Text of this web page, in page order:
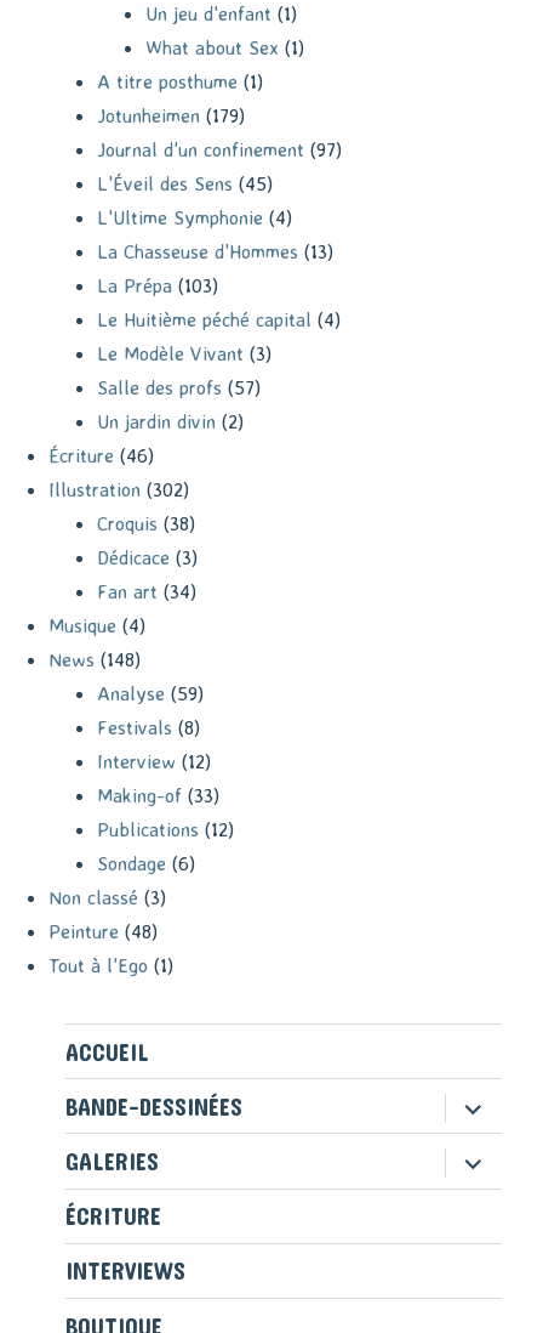
Un jeu d'enfant (1)
What about Sex (1)
A titre posthume (1)
Jotunheimen (179)
Journal d'un confinement (97)
L'Éveil des Sens (45)
L'Ultime Symphonie (4)
La Chasseuse d'Hommes (13)
La Prépa (103)
Le Huitième péché capital (4)
Le Modèle Vivant (3)
Salle des profs (57)
Un jardin divin (2)
Écriture (46)
Illustration (302)
Croquis (38)
Dédicace (3)
Fan art (34)
Musique (4)
News (148)
Analyse (59)
Festivals (8)
Interview (12)
Making-of (33)
Publications (12)
Sondage (6)
Non classé (3)
Peinture (48)
Tout à l'Ego (1)
ACCUEIL
BANDE-DESSINÉES
ouvrir
le
sous-
menu
GALERIES ouvrir
le
ÉCRITURE
INTERVIEWS
BOUTIQUE